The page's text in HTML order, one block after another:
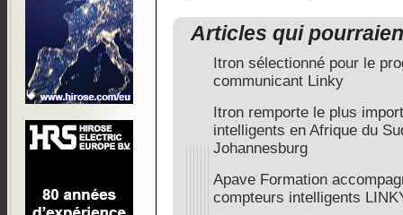
Articles qui
Itron sélectionné pour le
communicant Linky
Itron remporte le plus
intelligents en Afrique du
Johannesburg
Apave Formation
compteurs intelligents